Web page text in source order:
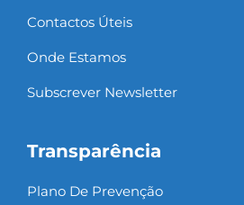
Contactos Úteis
Onde Estamos
Subscrever Newsletter
Transparência
Plano De Prevenção